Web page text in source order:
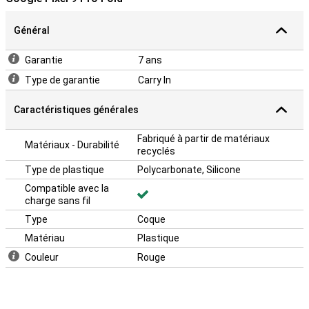
Général
Garantie
7 ans
Type de garantie
Carry In
Caractéristiques générales
Matériaux - Durabilité
Fabriqué à partir de matériaux
recyclés
Type de plastique
Polycarbonate, Silicone
Compatible avec la
charge sans fil
Type
Coque
Matériau
Plastique
Couleur
Rouge